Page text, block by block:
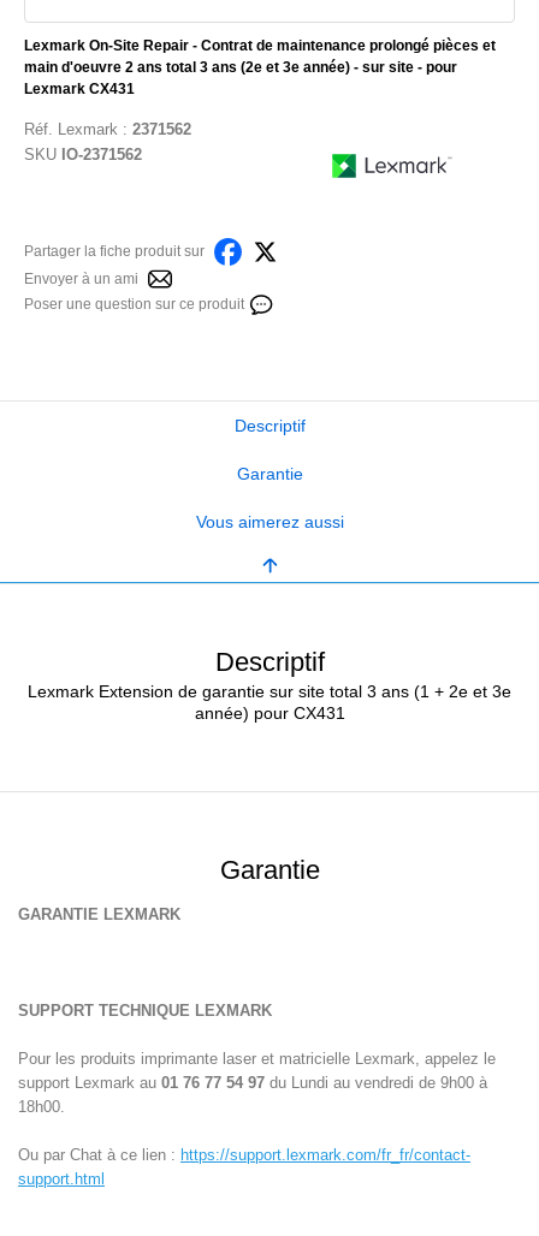
Lexmark On-Site Repair - Contrat de maintenance prolongé pièces et
main d'oeuvre 2 ans total 3 ans (2e et 3e année) - sur site - pour
Lexmark CX431
Réf. Lexmark : 2371562
SKU IO-2371562
Partager la fiche produit sur
Envoyer à un ami
Poser une question sur ce produit
Descriptif
Garantie
Vous aimerez aussi
Descriptif
Lexmark Extension de garantie sur site total 3 ans (1 + 2e et 3e
année) pour CX431
Garantie
GARANTIE LEXMARK
SUPPORT TECHNIQUE LEXMARK
Pour les produits imprimante laser et matricielle Lexmark, appelez le
support Lexmark au 01 76 77 54 97 du Lundi au vendredi de 9h00 à
18h00.
Ou par Chat à ce lien : https://support.lexmark.com/fr_fr/contact-
support.html